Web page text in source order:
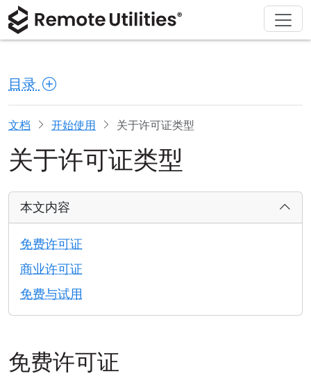
目录
文档 开始使用 关于许可证类型
关于许可证类型
本文内容
免费许可证
商业许可证
免费与试用
免费许可证
产品
安全性
截图
发行说明
连接模式
无人值守访问
Active Directory 支持
MSI 配置
解决方案
制造业与零售
医疗保健
教育与政府
信息技术
下载
macOS
Linux
iOS/Android
购买
许可证助手
升级您的许可证
支持
文档
知识库
关于
新闻发布室
撰写评论